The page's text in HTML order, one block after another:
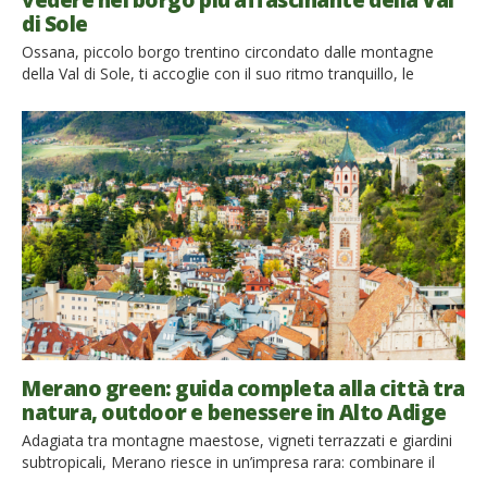
di Sole
Ossana, piccolo borgo trentino circondato dalle montagne
della Val di Sole, ti accoglie con il suo ritmo tranquillo, le
abbracciare ogni angolo del paese. Questa gemma,
incastonata tra il Parco Nazionale dello Stelvio e il Parco
Naturale Adamello Brenta, è la destinazione ideale […]
Merano green: guida completa alla città tra
natura, outdoor e benessere in Alto Adige
Adagiata tra montagne maestose, vigneti terrazzati e giardini
subtropicali, Merano riesce in un’impresa rara: combinare il